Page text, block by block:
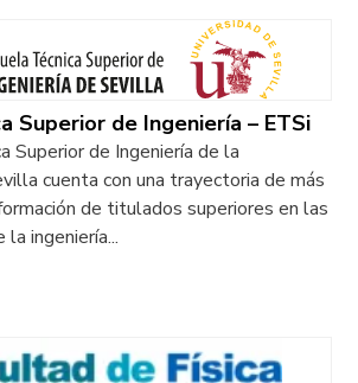
Superior de Ingeniería – ETSi
Superior de Ingeniería de la
cuenta con una trayectoria de más
de titulados superiores en las
ingeniería...